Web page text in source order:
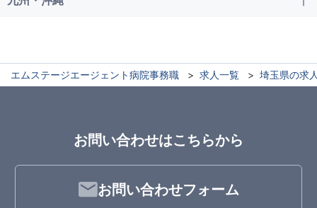
エムステージエージェント病院事務職 求人一覧 埼玉県の求
お問い合わせはこちらから
お問い合わせフォーム